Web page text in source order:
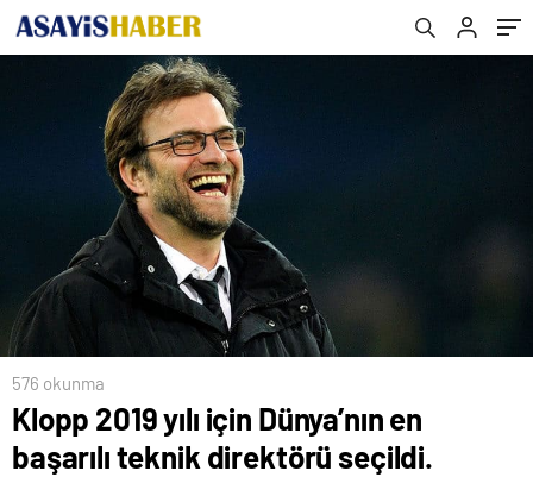
576 okunma
Klopp 2019 yılı için Dünya’nın en
başarılı teknik direktörü seçildi.